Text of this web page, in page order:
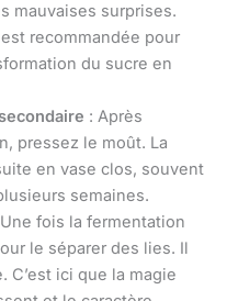
mauvaises surprises.
est recommandée pour
du sucre en
: Après
pressez le moût. La
en vase clos, souvent
semaines.
fois la fermentation
le séparer des lies. Il
ici que la magie